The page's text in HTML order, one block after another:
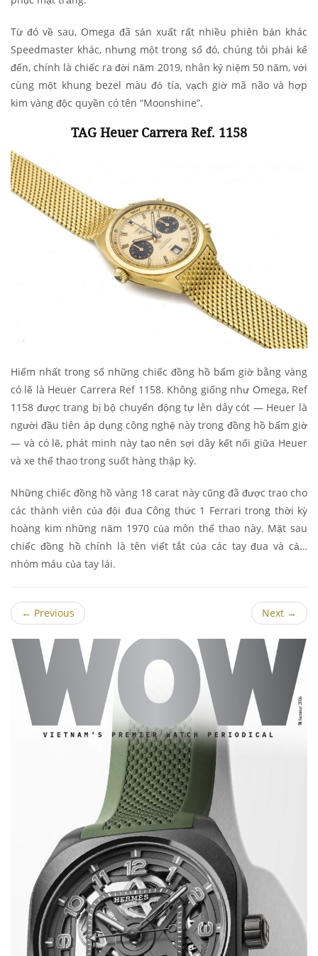
Từ đó về sau, Omega đã sản xuất rất nhiều phiên bản khác
Speedmaster khác, nhưng một trong số đó, chúng tôi phải kể
đến, chính là chiếc ra đời năm 2019, nhân kỷ niệm 50 năm, với
cùng một khung bezel màu đỏ tía, vạch giờ mã não và hợp
kim vàng độc quyền có tên “Moonshine”.
TAG Heuer Carrera Ref. 1158
Hiếm nhất trong số những chiếc đồng hồ bấm giờ bằng vàng
có lẽ là Heuer Carrera Ref 1158. Không giống như Omega, Ref
1158 được trang bị bộ chuyển động tự lên dây cót — Heuer là
người đầu tiên áp dụng công nghệ này trong đồng hồ bấm giờ
— và có lẽ, phát minh này tạo nên sợi dây kết nối giữa Heuer
và xe thể thao trong suốt hàng thập kỷ.
Những chiếc đồng hồ vàng 18 carat này cũng đã được trao cho
các thành viên của đội đua Công thức 1 Ferrari trong thời kỳ
hoàng kim những năm 1970 của môn thể thao này. Mặt sau
chiếc đồng hồ chính là tên viết tắt của các tay đua và cả…
nhóm máu của tay lái.
← Previous Next →